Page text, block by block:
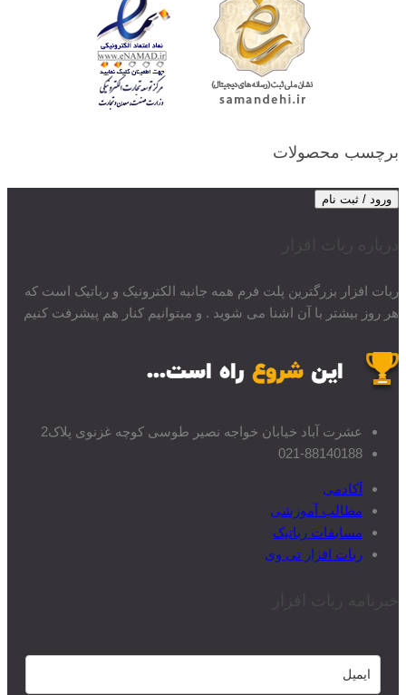
برچسب محصولات
ورود / ثبت نام
ربات افزار بزرگترین پلت فرم همه جانبه الکترونیک و رباتیک است که
هر روز بیشتر با آن اشنا می شوید . و میتوانیم کنار هم پیشرفت کنیم
عشرت آباد خیابان خواجه نصیر طوسی کوچه غزنوی پلاک2
021-88140188
آکادمی
مطالب آموزشی
مسابقات رباتیک
ربات افزار تی وی